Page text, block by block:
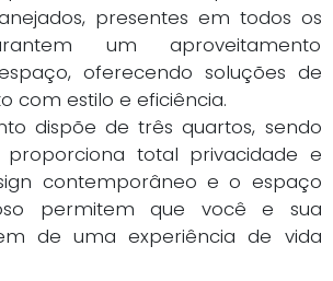
presentes em todos os
um aproveitamento
oferecendo soluções de
com estilo e eficiência.
dispõe de três quartos, sendo
total privacidade e
contemporâneo e o espaço
permitem que você e sua
de uma experiência de vida